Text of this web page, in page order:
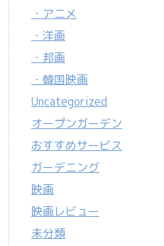
・アニメ
・洋画
・邦画
・韓国映画
Uncategorized
オープンガーデン
おすすめサービス
ガーデニング
映画
映画レビュー
未分類